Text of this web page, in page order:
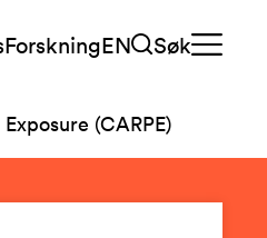
ForskningEN Søk
(CARPE)